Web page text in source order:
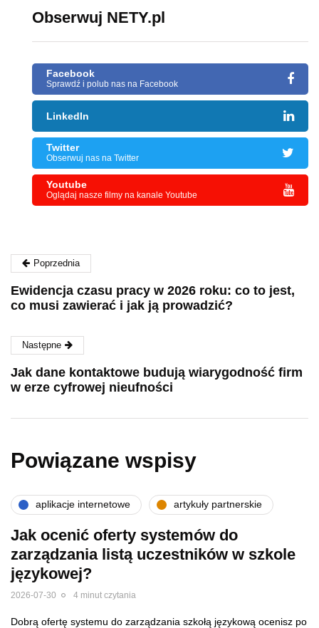
Obserwuj NETY.pl
Facebook
Sprawdź i polub nas na Facebook
LinkedIn
Twitter
Obserwuj nas na Twitter
Youtube
Oglądaj nasze filmy na kanale Youtube
Poprzednia
Ewidencja czasu pracy w 2026 roku: co to jest,
co musi zawierać i jak ją prowadzić?
Następne
Jak dane kontaktowe budują wiarygodność firm
w erze cyfrowej nieufności
Powiązane wspisy
aplikacje internetowe artykuły partnerskie
Jak ocenić oferty systemów do
zarządzania listą uczestników w szkole
językowej?
2026-07-30 4 minut czytania
Dobrą ofertę systemu do zarządzania szkołą językową ocenisz po